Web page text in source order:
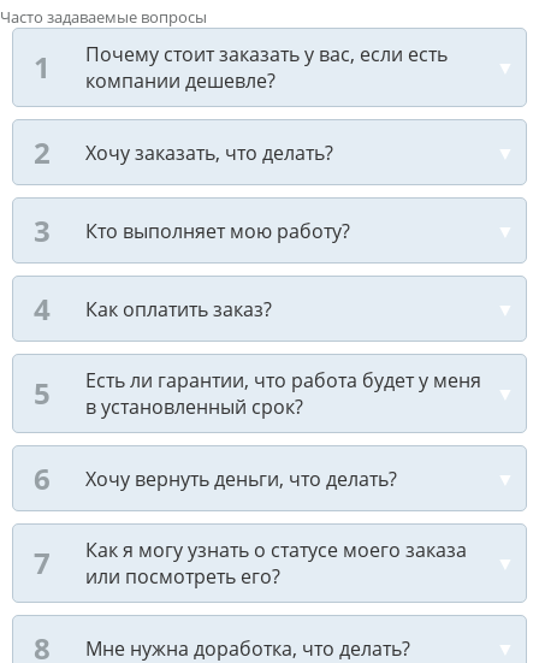
Часто задаваемые вопросы
Почему стоит заказать у вас, если есть
компании дешевле?
Хочу заказать, что делать?
Кто выполняет мою работу?
Как оплатить заказ?
Есть ли гарантии, что работа будет у меня
в установленный срок?
Хочу вернуть деньги, что делать?
Как я могу узнать о статусе моего заказа
или посмотреть его?
Мне нужна доработка, что делать?